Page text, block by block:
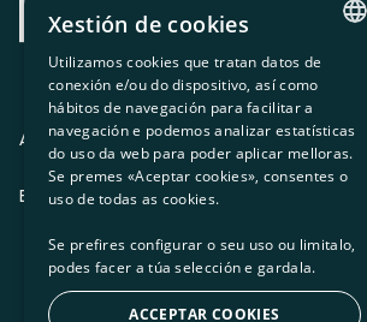
Descubre qué servicio te encaja mejor
Contacto
Actualidad
O recuncho da socia
Prensa
Trabaja con nosotros
Aviso legalPolítica de privacidadPolítica de
ES CAGLEU
CATALAN
SPANISH
GL
Xestión de cookies
Utilizamos cookies que tratan datos de
conexión e/ou do dispositivo, así como
hábitos de navegación para facilitar a
navegación e podemos analizar estatísticas
do uso da web para poder aplicar melloras.
Se premes «Aceptar cookies», consentes o
uso de todas as cookies.
Se prefires configurar o seu uso ou limitalo,
podes facer a túa selección e gardala.
ACCEPTAR COOKIES